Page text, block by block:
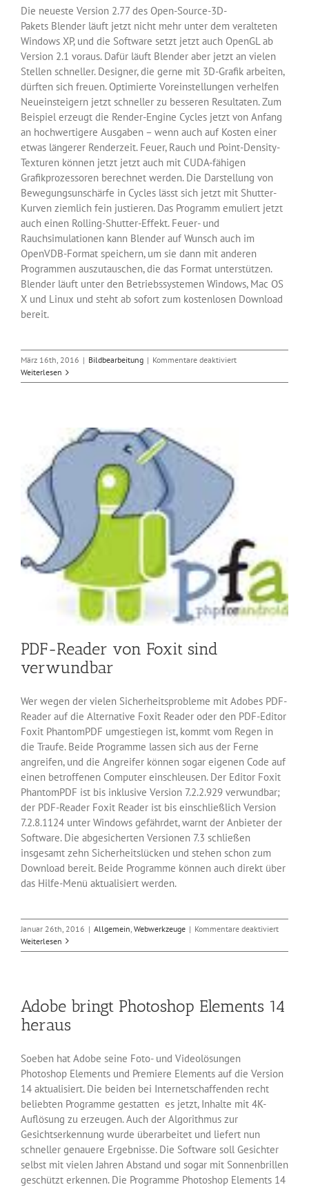
Die neueste Version 2.77 des Open-Source-3D-
Pakets Blender läuft jetzt nicht mehr unter dem veralteten
Windows XP, und die Software setzt jetzt auch OpenGL ab
Version 2.1 voraus. Dafür läuft Blender aber jetzt an vielen
Stellen schneller. Designer, die gerne mit 3D-Grafik arbeiten,
dürften sich freuen. Optimierte Voreinstellungen verhelfen
Neueinsteigern jetzt schneller zu besseren Resultaten. Zum
Beispiel erzeugt die Render-Engine Cycles jetzt von Anfang
an hochwertigere Ausgaben – wenn auch auf Kosten einer
etwas längerer Renderzeit. Feuer, Rauch und Point-Density-
Texturen können jetzt jetzt auch mit CUDA-fähigen
Grafikprozessoren berechnet werden. Die Darstellung von
Bewegungsunschärfe in Cycles lässt sich jetzt mit Shutter-
Kurven ziemlich fein justieren. Das Programm emuliert jetzt
auch einen Rolling-Shutter-Effekt. Feuer- und
Rauchsimulationen kann Blender auf Wunsch auch im
OpenVDB-Format speichern, um sie dann mit anderen
Programmen auszutauschen, die das Format unterstützen.
Blender läuft unter den Betriebssystemen Windows, Mac OS
X und Linux und steht ab sofort zum kostenlosen Download
bereit.
März 16th, 2016 | Bildbearbeitung | Kommentare deaktiviertfür
neue
Weiterlesen
PDF-Reader von Foxit sind
verwundbar
Wer wegen der vielen Sicherheitsprobleme mit Adobes PDF-
Reader auf die Alternative Foxit Reader oder den PDF-Editor
Foxit PhantomPDF umgestiegen ist, kommt vom Regen in
die Traufe. Beide Programme lassen sich aus der Ferne
angreifen, und die Angreifer können sogar eigenen Code auf
einen betroffenen Computer einschleusen. Der Editor Foxit
PhantomPDF ist bis inklusive Version 7.2.2.929 verwundbar;
der PDF-Reader Foxit Reader ist bis einschließlich Version
7.2.8.1124 unter Windows gefährdet, warnt der Anbieter der
Software. Die abgesicherten Versionen 7.3 schließen
insgesamt zehn Sicherheitslücken und stehen schon zum
Download bereit. Beide Programme können auch direkt über
das Hilfe-Menü aktualisiert werden.
Januar 26th, 2016 | Allgemein Webwerkzeuge | Kommentare deaktiviertfür
Reader
Weiterlesen
Adobe bringt Photoshop Elements 14
heraus
Soeben hat Adobe seine Foto- und Videolösungen
Photoshop Elements und Premiere Elements auf die Version
14 aktualisiert. Die beiden bei Internetschaffenden recht
beliebten Programme gestatten es jetzt, Inhalte mit 4K-
Auflösung zu erzeugen. Auch der Algorithmus zur
Gesichtserkennung wurde überarbeitet und liefert nun
schneller genauere Ergebnisse. Die Software soll Gesichter
selbst mit vielen Jahren Abstand und sogar mit Sonnenbrillen
geschützt erkennen. Die Programme Photoshop Elements 14